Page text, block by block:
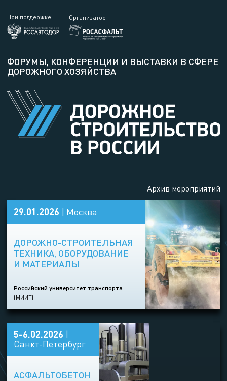
ФОРУМЫ, КОНФЕРЕНЦИИ И ВЫСТАВКИ В СФЕРЕ
ДОРОЖНОГО ХОЗЯЙСТВА
При поддержке Организатор
Архив мероприятий
29.01.2026 | Москва
ДОРОЖНО-СТРОИТЕЛЬНАЯ
ТЕХНИКА, ОБОРУДОВАНИЕ
И МАТЕРИАЛЫ
Российский университет транспорта
(МИИТ)
5-6.02.2026 |
Санкт-Петербург
АСФАЛЬТОБЕТОН